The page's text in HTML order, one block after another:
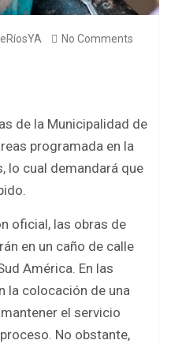
No Comments
de la Municipalidad de
programada en la
lo cual demandará que
oficial, las obras de
en un caño de calle
América. En las
la colocación de una
el servicio
No obstante,